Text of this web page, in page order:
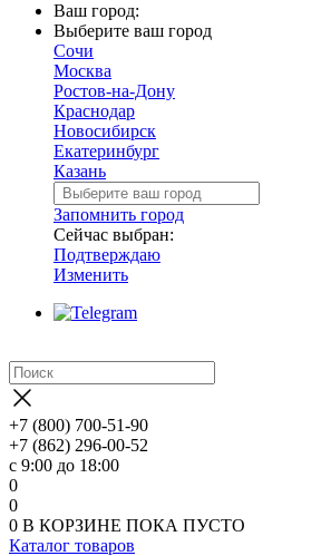
Ваш город:
Выберите ваш город
Сочи
Москва
Ростов-на-Дону
Краснодар
Новосибирск
Екатеринбург
Казань
Запомнить город
Сейчас выбран:
Подтверждаю
Изменить
+7 (800) 700-51-90
+7 (862) 296-00-52
с 9:00 до 18:00
0
0
0 В КОРЗИНЕ ПОКА ПУСТО
Каталог товаров